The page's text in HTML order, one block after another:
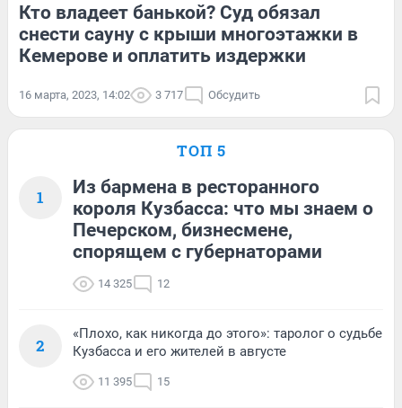
Кто владеет банькой? Суд обязал
снести сауну с крыши многоэтажки в
Кемерове и оплатить издержки
16 марта, 2023, 14:02 3 717 Обсудить
ТОП 5
1
Из бармена в ресторанного
короля Кузбасса: что мы знаем о
Печерском, бизнесмене,
спорящем с губернаторами
14 325 12
2
«Плохо, как никогда до этого»: таролог о судьбе
Кузбасса и его жителей в августе
11 395 15